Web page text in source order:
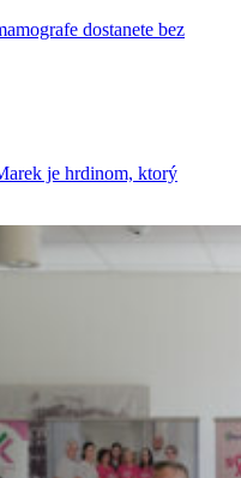
dostanete bez
je hrdinom, ktorý